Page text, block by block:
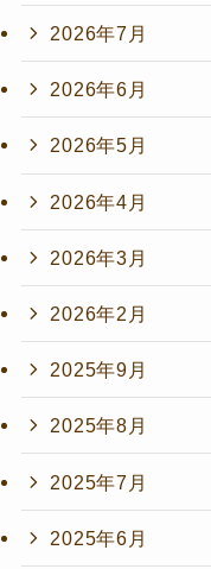
2026年7月
2026年6月
2026年5月
2026年4月
2026年3月
2026年2月
2025年9月
2025年8月
2025年7月
2025年6月